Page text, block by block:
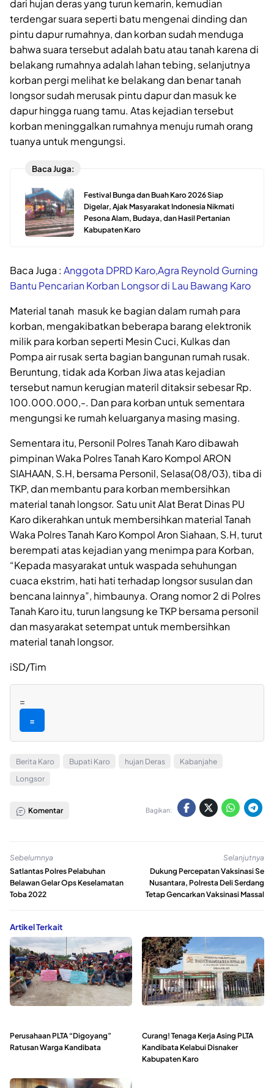
dari hujan deras yang turun kemarin, kemudian
terdengar suara seperti batu mengenai dinding dan
pintu dapur rumahnya, dan korban sudah menduga
bahwa suara tersebut adalah batu atau tanah karena di
belakang rumahnya adalah lahan tebing, selanjutnya
korban pergi melihat ke belakang dan benar tanah
longsor sudah merusak pintu dapur dan masuk ke
dapur hingga ruang tamu. Atas kejadian tersebut
korban meninggalkan rumahnya menuju rumah orang
tuanya untuk mengungsi.
Baca Juga:
Festival Bunga dan Buah Karo 2026 Siap
Digelar, Ajak Masyarakat Indonesia Nikmati
Pesona Alam, Budaya, dan Hasil Pertanian
Kabupaten Karo
Baca Juga : Anggota DPRD Karo,Agra Reynold Gurning
Bantu Pencarian Korban Longsor di Lau Bawang Karo
Material tanah masuk ke bagian dalam rumah para
korban, mengakibatkan beberapa barang elektronik
milik para korban seperti Mesin Cuci, Kulkas dan
Pompa air rusak serta bagian bangunan rumah rusak.
Beruntung, tidak ada Korban Jiwa atas kejadian
tersebut namun kerugian materil ditaksir sebesar Rp.
100.000.000,-. Dan para korban untuk sementara
mengungsi ke rumah keluarganya masing masing.
Sementara itu, Personil Polres Tanah Karo dibawah
pimpinan Waka Polres Tanah Karo Kompol ARON
SIAHAAN, S.H, bersama Personil, Selasa(08/03), tiba di
TKP, dan membantu para korban membersihkan
material tanah longsor. Satu unit Alat Berat Dinas PU
Karo dikerahkan untuk membersihkan material Tanah
Waka Polres Tanah Karo Kompol Aron Siahaan, S.H, turut
berempati atas kejadian yang menimpa para Korban,
“Kepada masyarakat untuk waspada sehuhungan
cuaca ekstrim, hati hati terhadap longsor susulan dan
bencana lainnya”, himbaunya. Orang nomor 2 di Polres
Tanah Karo itu, turun langsung ke TKP bersama personil
dan masyarakat setempat untuk membersihkan
material tanah longsor.
iSD/Tim
=
=
Berita Karo Bupati Karo hujan Deras
Kabanjahe
Longsor
Komentar Bagikan:
Sebelumnya
Satlantas Polres Pelabuhan
Belawan Gelar Ops Keselamatan
Toba 2022
Selanjutnya
Dukung Percepatan Vaksinasi Se
Nusantara, Polresta Deli Serdang
Tetap Gencarkan Vaksinasi Massal
Artikel Terkait
Perusahaan PLTA “Digoyang”
Ratusan Warga Kandibata
Curang! Tenaga Kerja Asing PLTA
Kandibata Kelabui Disnaker
Kabupaten Karo